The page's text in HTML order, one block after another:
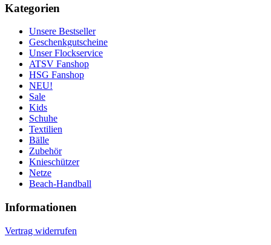
Kategorien
Unsere Bestseller
Geschenkgutscheine
Unser Flockservice
ATSV Fanshop
HSG Fanshop
NEU!
Sale
Kids
Schuhe
Textilien
Bälle
Zubehör
Knieschützer
Netze
Beach-Handball
Informationen
Vertrag widerrufen